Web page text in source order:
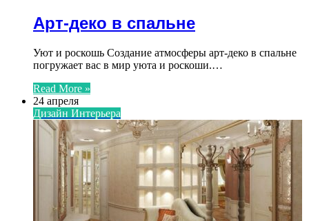
Арт-деко в спальне
Уют и роскошь Создание атмосферы арт-деко в спальне
погружает вас в мир уюта и роскоши.…
Read More »
24 апреля
Дизайн Интерьера